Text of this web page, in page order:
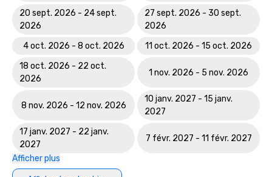
20 sept. 2026 - 24 sept.
2026
27 sept. 2026 - 30 sept.
2026
4 oct. 2026 - 8 oct. 2026
11 oct. 2026 - 15 oct. 2026
18 oct. 2026 - 22 oct.
2026
1 nov. 2026 - 5 nov. 2026
8 nov. 2026 - 12 nov. 2026
10 janv. 2027 - 15 janv.
2027
17 janv. 2027 - 22 janv.
2027
7 févr. 2027 - 11 févr. 2027
Afficher plus